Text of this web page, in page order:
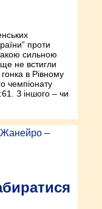
проти
сильною
не встигли
в Рівному
чемпіонату
З іншого – чи